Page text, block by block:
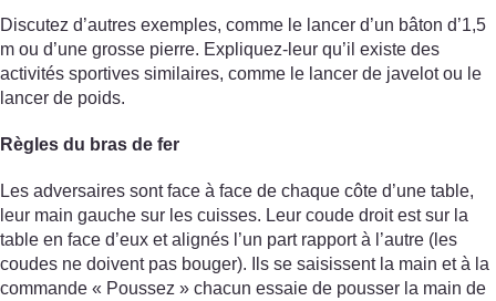
Discutez d’autres exemples, comme le lancer d’un bâton d’1,5
m ou d’une grosse pierre. Expliquez-leur qu’il existe des
activités sportives similaires, comme le lancer de javelot ou le
lancer de poids.
Règles du bras de fer
Les adversaires sont face à face de chaque côte d’une table,
leur main gauche sur les cuisses. Leur coude droit est sur la
table en face d’eux et alignés l’un part rapport à l’autre (les
coudes ne doivent pas bouger). Ils se saisissent la main et à la
commande « Poussez » chacun essaie de pousser la main de